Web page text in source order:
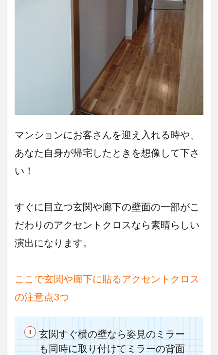
マンションにお客さんを迎え入れる時や、
あなた自身が帰宅したときを想像して下さ
い！
すぐに目立つ玄関や廊下の壁面の一部がこ
だわりのアクセントクロスなら素晴らしい
演出になります。
ここで玄関や廊下に貼るアクセントクロス
の注意点3つ
玄関すぐ横の壁なら姿見のミラー
も同時に取り付けてミラーの背面